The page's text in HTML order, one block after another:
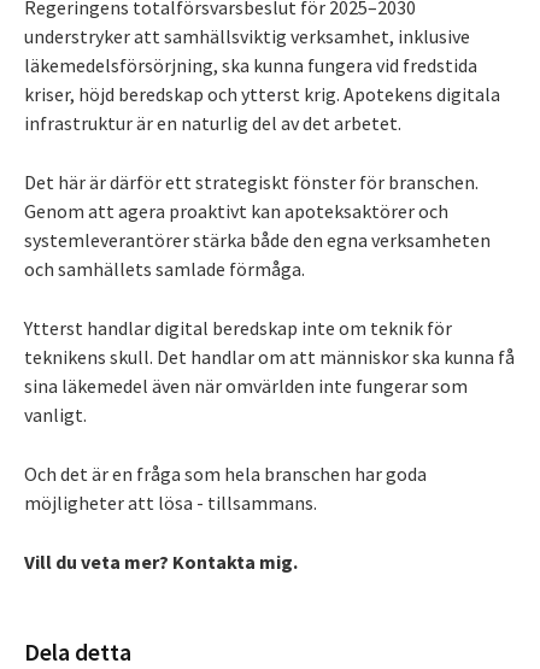
Regeringens totalförsvarsbeslut för 2025–2030
understryker att samhällsviktig verksamhet, inklusive
läkemedelsförsörjning, ska kunna fungera vid fredstida
kriser, höjd beredskap och ytterst krig. Apotekens digitala
infrastruktur är en naturlig del av det arbetet.
Det här är därför ett strategiskt fönster för branschen.
Genom att agera proaktivt kan apoteksaktörer och
systemleverantörer stärka både den egna verksamheten
och samhällets samlade förmåga.
Ytterst handlar digital beredskap inte om teknik för
teknikens skull. Det handlar om att människor ska kunna få
sina läkemedel även när omvärlden inte fungerar som
vanligt.
Och det är en fråga som hela branschen har goda
möjligheter att lösa - tillsammans.
Vill du veta mer? Kontakta mig.
Dela detta